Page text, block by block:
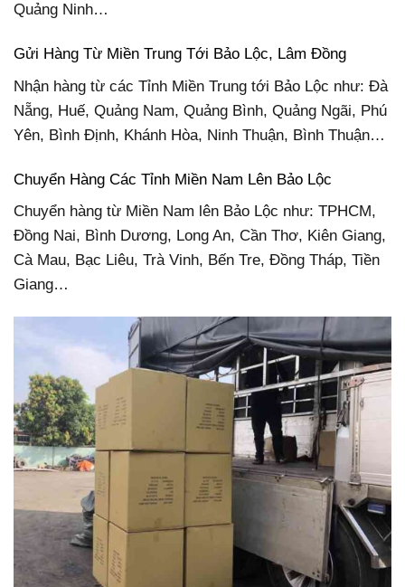
Quảng Ninh…
Gửi Hàng Từ Miền Trung Tới Bảo Lộc, Lâm Đồng
Nhận hàng từ các Tỉnh Miền Trung tới Bảo Lộc như: Đà
Nẵng, Huế, Quảng Nam, Quảng Bình, Quảng Ngãi, Phú
Yên, Bình Định, Khánh Hòa, Ninh Thuận, Bình Thuận…
Chuyển Hàng Các Tỉnh Miền Nam Lên Bảo Lộc
Chuyển hàng từ Miền Nam lên Bảo Lộc như: TPHCM,
Đồng Nai, Bình Dương, Long An, Cần Thơ, Kiên Giang,
Cà Mau, Bạc Liêu, Trà Vinh, Bến Tre, Đồng Tháp, Tiền
Giang…